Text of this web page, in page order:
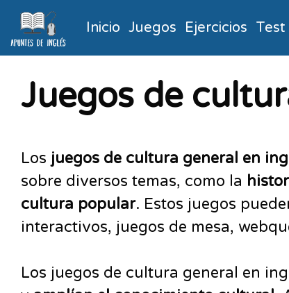
Inicio Juegos Ejercicios Test
Juegos de
Los juegos de cultura general en
sobre diversos temas, como la
cultura popular. Estos juegos
interactivos, juegos de mesa,
Los juegos de cultura general en